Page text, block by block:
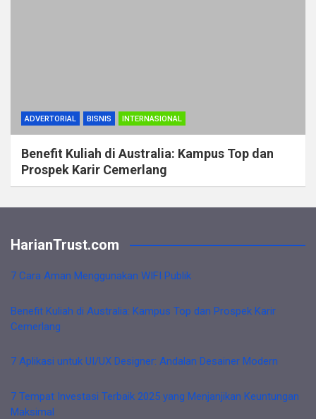
ADVERTORIAL BISNIS INTERNASIONAL
Benefit Kuliah di Australia: Kampus Top dan
Prospek Karir Cemerlang
HarianTrust.com
7 Cara Aman Menggunakan WIFI Publik
Benefit Kuliah di Australia: Kampus Top dan Prospek Karir
Cemerlang
7 Aplikasi untuk UI/UX Designer: Andalan Desainer Modern
7 Tempat Investasi Terbaik 2025 yang Menjanjikan Keuntungan
Maksimal